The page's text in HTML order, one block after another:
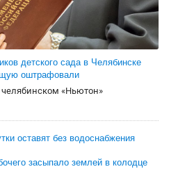
детского сада в Челябинске
оштрафовали
«Ньютон»
оставят без водоснабжения
засыпало землей в колодце